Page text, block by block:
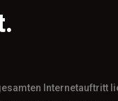
Internetauftritt